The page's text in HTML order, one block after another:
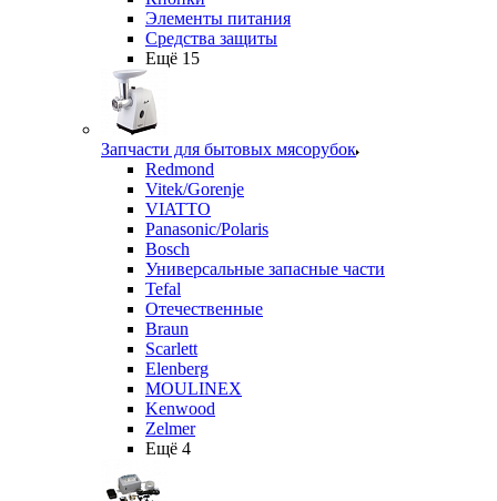
Элементы питания
Средства защиты
Ещё 15
Запчасти для бытовых мясорубок
Redmond
Vitek/Gorenje
VIATTO
Panasonic/Polaris
Bosch
Универсальные запасные части
Tefal
Отечественные
Braun
Scarlett
Elenberg
MOULINEX
Kenwood
Zelmer
Ещё 4